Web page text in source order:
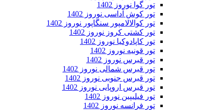
تور گوا نوروز 1402
تور کوش آداسی نوروز 1402
تور کوالالامپور سنگاپور نوروز 1402
تور کشتی کروز نوروز 1402
تور کاپادوکیا نوروز 1402
تور قونیه نوروز 1402
تور قبرس نوروز 1402
تور قبرس شمالی نوروز 1402
تور قبرس جنوبی نوروز 1402
تور قبرس اروپایی نوروز 1402
تور فیلیپین نوروز 1402
تور فرانسه نوروز 1402